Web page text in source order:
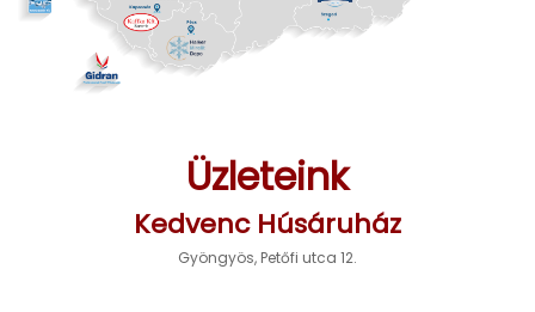
Üzleteink
Kedvenc Húsáruház
Gyöngyös, Petőfi utca 12.